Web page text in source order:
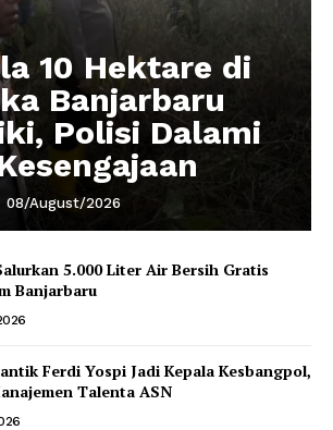
10 Hektare di
Banjarbaru
Polisi Dalami
08/August/2026
5.000 Liter Air Bersih Gratis
Banjarbaru
Ferdi Yospi Jadi Kepala Kesbangpol,
Talenta ASN